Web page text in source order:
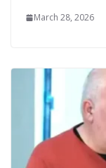
March 28, 2026